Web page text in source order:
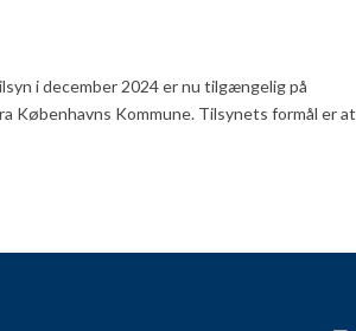
i december 2024 er nu tilgængelig på
Københavns Kommune. Tilsynets formål er at